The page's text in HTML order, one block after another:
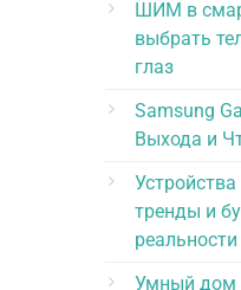
ШИМ в
выбрать
глаз
Samsung
Выхода и
тренды и
реальности
Умный дом